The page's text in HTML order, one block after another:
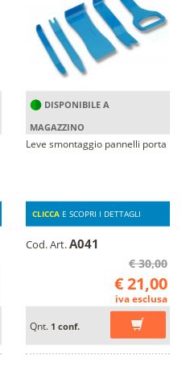
DISPONIBILE A
MAGAZZINO
Leve smontaggio pannelli porta
CLICCA E SCOPRI I DETTAGLI
Cod. Art.A041
€ 30,00
€ 21,00
iva esclusa
Qnt. 1 conf.